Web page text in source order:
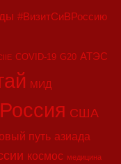
#ВизитСиВРоссию
COVID-19 G20 АТЭС
МИД
Россия США
путь азиада
космос медицина